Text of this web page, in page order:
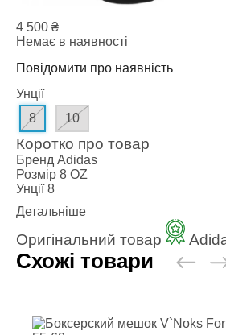
4 500 ₴
Немає в наявності
Повідомити про наявність
Унції
8
10
Коротко про товар
Бренд Adidas
Розмір 8 OZ
Унції 8
Детальніше
Оригінальний товар
Схожі товари